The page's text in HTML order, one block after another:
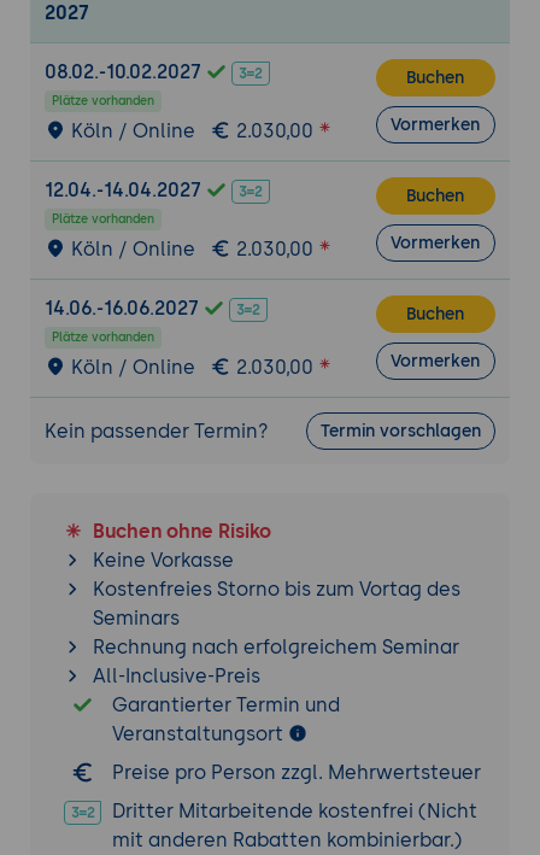
Übung: Erstellung von RDDs und
Durchführung von Transformationen und
Aktionen auf Kundendaten für Machine
Learning
Erstellung von RDDs aus Kundendaten
Durchführung von Transformationen und
Aktionen auf den RDDs zur Vorverarbeitung
der Daten für Machine Learning
Verwendung von MLlib für Machine-
Learning-Modelltraining auf den
vorverarbeiteten Daten
Spark in der Praxis
Best Practices für Spark-Entwicklung,
einschließlich der Erstellung effizienter
und skalierbarer Spark-Anwendungen
Verwendung von Spark auf AWS, Azure und
Google Cloud
Übung: Erstellung einer Spark-Anwendung
für Machine Learning zur Vorhersage von
Kundenabwanderung auf einer Cluster-
Umgebung
Erstellung einer voll funktionsfähigen
Spark-Anwendung zur Vorhersage von
Kundenabwanderung auf einer Cluster-
Umgebung
Optimierung der Anwendung für die
2027
08.02.-10.02.2027
Plätze vorhanden
Köln / Online 2.030,00
Buchen
Vormerken
12.04.-14.04.2027
Plätze vorhanden
Köln / Online 2.030,00
Buchen
Vormerken
14.06.-16.06.2027
Plätze vorhanden
Köln / Online 2.030,00
Buchen
Vormerken
Kein passender Termin? Termin vorschlagen
Buchen ohne Risiko
Keine Vorkasse
Kostenfreies Storno bis zum Vortag des
Seminars
Rechnung nach erfolgreichem Seminar
All-Inclusive-Preis
Garantierter Termin und
Veranstaltungsort
Preise pro Person zzgl. Mehrwertsteuer
Dritter Mitarbeitende kostenfrei (Nicht
mit anderen Rabatten kombinierbar.)